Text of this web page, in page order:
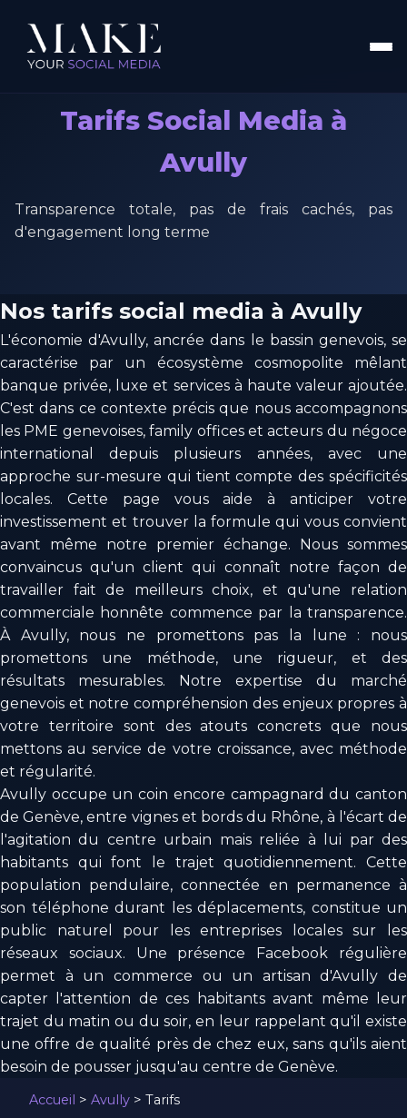
Tarifs Social Media à
Avully
Transparence totale, pas de frais cachés, pas
d'engagement long terme
Nos tarifs social media à Avully
L'économie d'Avully, ancrée dans le bassin genevois, se
caractérise par un écosystème cosmopolite mêlant
banque privée, luxe et services à haute valeur ajoutée.
C'est dans ce contexte précis que nous accompagnons
les PME genevoises, family offices et acteurs du négoce
international depuis plusieurs années, avec une
approche sur-mesure qui tient compte des spécificités
locales. Cette page vous aide à anticiper votre
investissement et trouver la formule qui vous convient
avant même notre premier échange. Nous sommes
convaincus qu'un client qui connaît notre façon de
travailler fait de meilleurs choix, et qu'une relation
commerciale honnête commence par la transparence.
À Avully, nous ne promettons pas la lune : nous
promettons une méthode, une rigueur, et des
résultats mesurables. Notre expertise du marché
genevois et notre compréhension des enjeux propres à
votre territoire sont des atouts concrets que nous
mettons au service de votre croissance, avec méthode
et régularité.
Avully occupe un coin encore campagnard du canton
de Genève, entre vignes et bords du Rhône, à l'écart de
l'agitation du centre urbain mais reliée à lui par des
habitants qui font le trajet quotidiennement. Cette
population pendulaire, connectée en permanence à
son téléphone durant les déplacements, constitue un
public naturel pour les entreprises locales sur les
réseaux sociaux. Une présence Facebook régulière
permet à un commerce ou un artisan d'Avully de
capter l'attention de ces habitants avant même leur
trajet du matin ou du soir, en leur rappelant qu'il existe
une offre de qualité près de chez eux, sans qu'ils aient
besoin de pousser jusqu'au centre de Genève.
Accueil > Avully > Tarifs